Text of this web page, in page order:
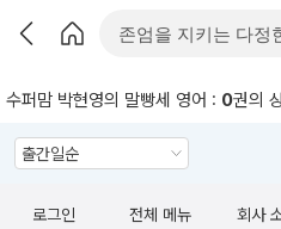
수퍼맘 박현영의 말빵세 영어 : 0권의
로그인 전체 메뉴 회사